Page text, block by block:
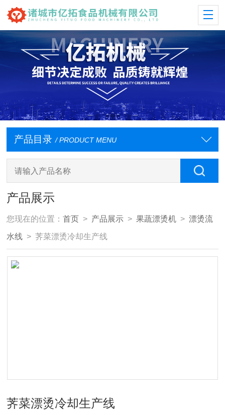
产品目录 / PRODUCT MENU
产品展示
您现在的位置：首页 > 产品展示 >果蔬漂烫机 >漂烫流
水线 > 荠菜漂烫冷却生产线
荠菜漂烫冷却生产线